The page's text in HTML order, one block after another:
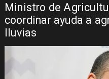
Ministro de
coordinar ayuda a
lluvias